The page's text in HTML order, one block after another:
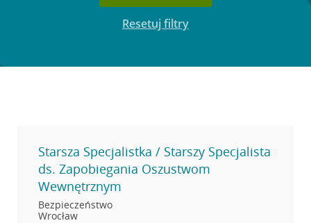
Resetuj filtry
Starsza Specjalistka / Starszy Specjalista
ds. Zapobiegania Oszustwom
Wewnętrznym
Bezpieczeństwo
Wrocław